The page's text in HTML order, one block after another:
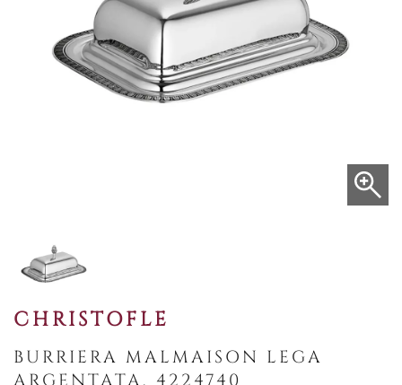
CHRISTOFLE
BURRIERA MALMAISON LEGA